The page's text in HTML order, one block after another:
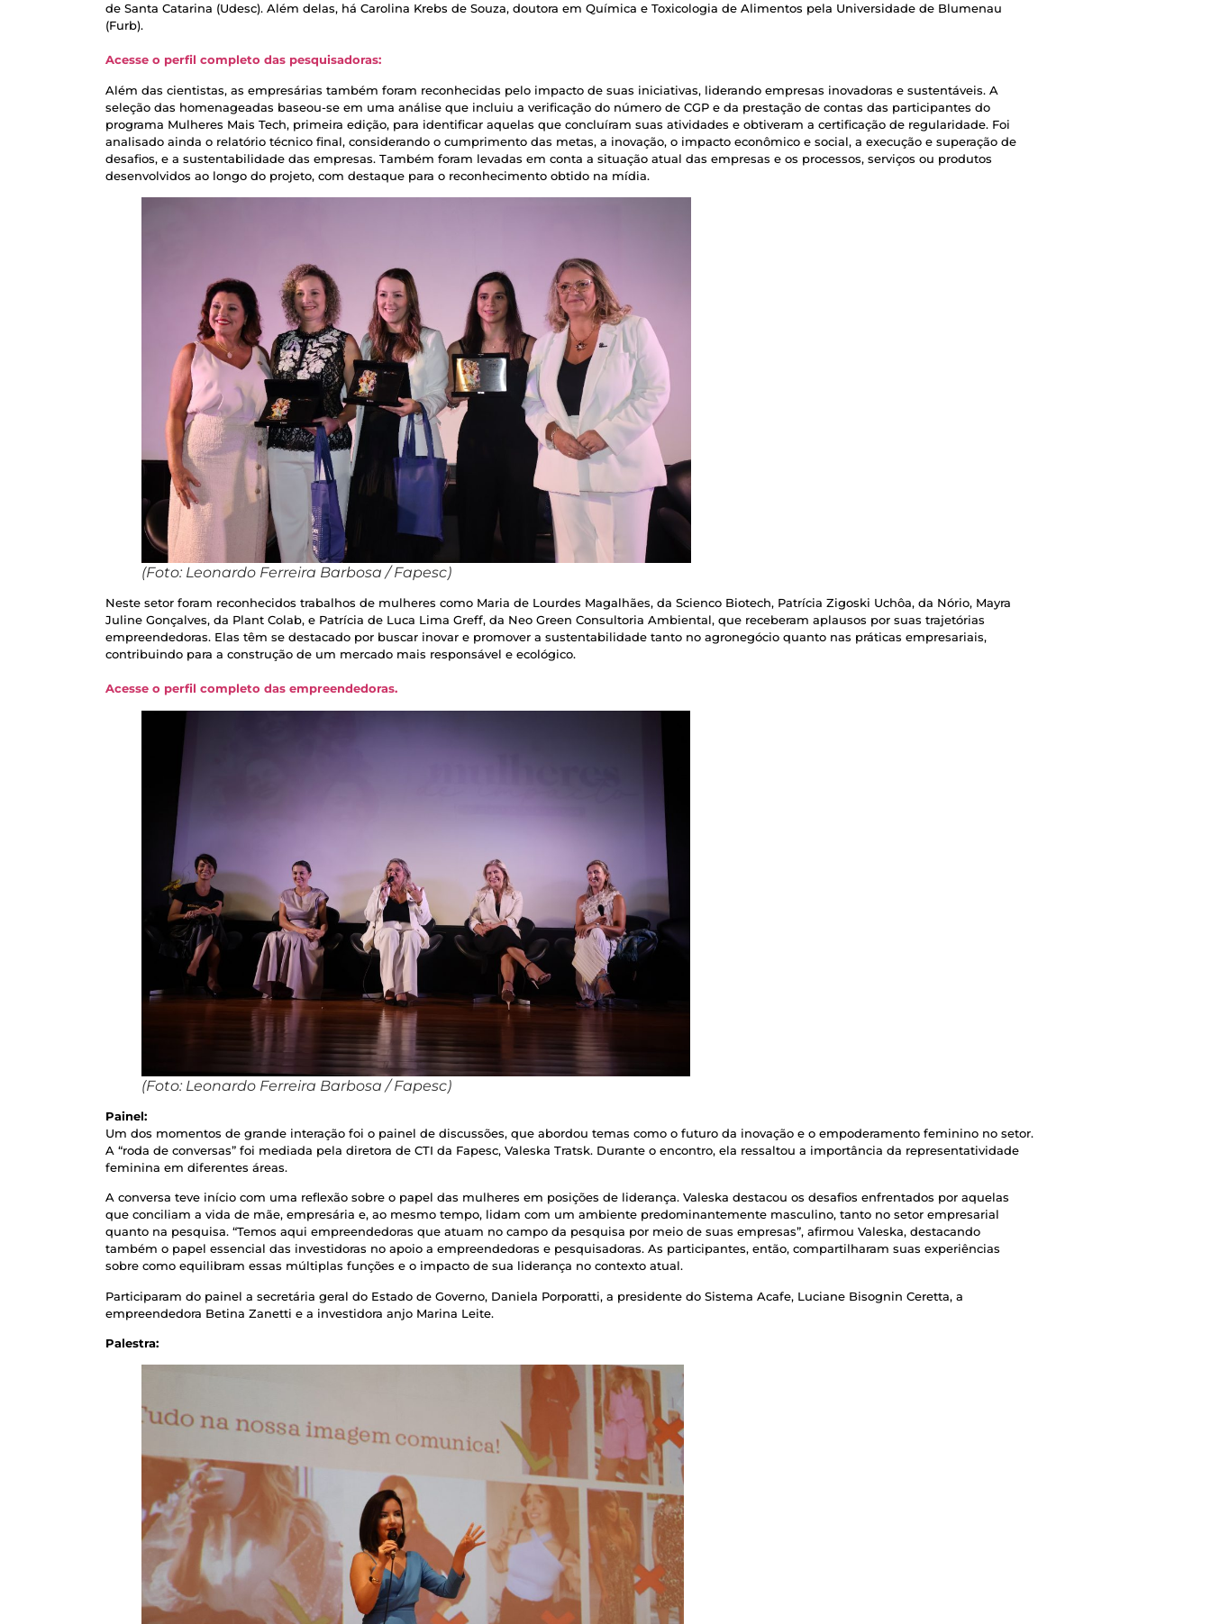
de Santa Catarina (Udesc). Além delas, há Carolina Krebs de Souza, doutora em Química e Toxicologia de Alimentos pela Universidade de Blumenau
(Furb).
Acesse o perfil completo das pesquisadoras:
Além das cientistas, as empresárias também foram reconhecidas pelo impacto de suas iniciativas, liderando empresas inovadoras e sustentáveis. A
seleção das homenageadas baseou-se em uma análise que incluiu a verificação do número de CGP e da prestação de contas das participantes do
programa Mulheres Mais Tech, primeira edição, para identificar aquelas que concluíram suas atividades e obtiveram a certificação de regularidade. Foi
analisado ainda o relatório técnico final, considerando o cumprimento das metas, a inovação, o impacto econômico e social, a execução e superação de
desafios, e a sustentabilidade das empresas. Também foram levadas em conta a situação atual das empresas e os processos, serviços ou produtos
desenvolvidos ao longo do projeto, com destaque para o reconhecimento obtido na mídia.
(Foto: Leonardo Ferreira Barbosa / Fapesc)
Neste setor foram reconhecidos trabalhos de mulheres como Maria de Lourdes Magalhães, da Scienco Biotech, Patrícia Zigoski Uchôa, da Nório, Mayra
Juline Gonçalves, da Plant Colab, e Patrícia de Luca Lima Greff, da Neo Green Consultoria Ambiental, que receberam aplausos por suas trajetórias
empreendedoras. Elas têm se destacado por buscar inovar e promover a sustentabilidade tanto no agronegócio quanto nas práticas empresariais,
contribuindo para a construção de um mercado mais responsável e ecológico.
Acesse o perfil completo das empreendedoras.
(Foto: Leonardo Ferreira Barbosa / Fapesc)
Painel:
Um dos momentos de grande interação foi o painel de discussões, que abordou temas como o futuro da inovação e o empoderamento feminino no setor.
A “roda de conversas” foi mediada pela diretora de CTI da Fapesc, Valeska Tratsk. Durante o encontro, ela ressaltou a importância da representatividade
feminina em diferentes áreas.
A conversa teve início com uma reflexão sobre o papel das mulheres em posições de liderança. Valeska destacou os desafios enfrentados por aquelas
que conciliam a vida de mãe, empresária e, ao mesmo tempo, lidam com um ambiente predominantemente masculino, tanto no setor empresarial
quanto na pesquisa. “Temos aqui empreendedoras que atuam no campo da pesquisa por meio de suas empresas”, afirmou Valeska, destacando
também o papel essencial das investidoras no apoio a empreendedoras e pesquisadoras. As participantes, então, compartilharam suas experiências
sobre como equilibram essas múltiplas funções e o impacto de sua liderança no contexto atual.
Participaram do painel a secretária geral do Estado de Governo, Daniela Porporatti, a presidente do Sistema Acafe, Luciane Bisognin Ceretta, a
empreendedora Betina Zanetti e a investidora anjo Marina Leite.
Palestra: